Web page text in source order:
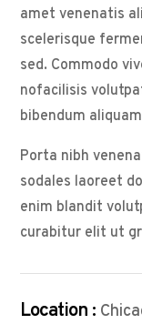
amet venenatis
scelerisque
sed. Commodo
nofacilisis
bibendum
Porta nibh
sodales laoreet
enim blandit
curabitur elit ut
Location :